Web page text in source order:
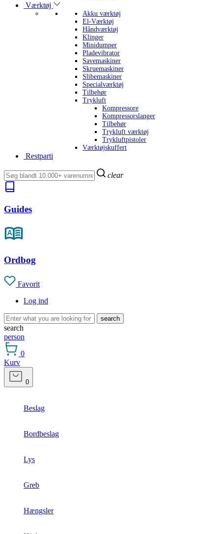
Værktøj
Akku værktøj
El-Værktøj
Håndværktøj
Klinger
Minidumper
Pladevibrator
Savemaskiner
Skruemaskiner
Slibemaskiner
Specialværktøj
Tilbehør
Trykluft
Kompressore
Kompressorslanger
Tilbehør
Trykluft værktøj
Trykluftpistoler
Værktøjskuffert
Restparti
clear
Guides
Ordbog
Favorit
Log ind
search
search
person
0
Kurv
0
Beslag
Bordbeslag
Lys
Greb
Hængsler